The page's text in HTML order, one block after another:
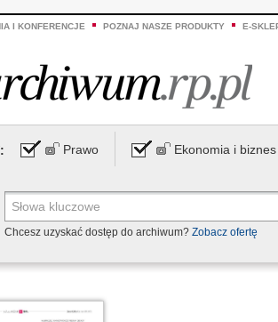
I KONFERENCJE POZNAJ NASZE PRODUKTY E-
Prawo Ekonomia i biznes
Chcesz uzyskać dostęp do archiwum? Zobacz ofertę